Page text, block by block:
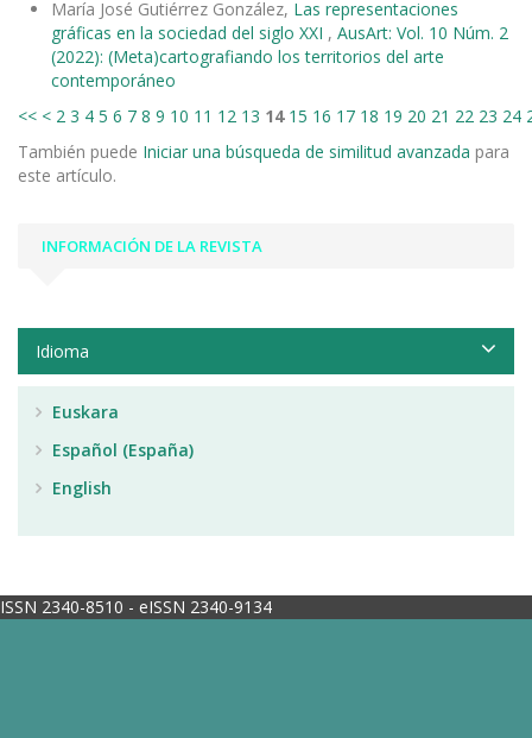
María José Gutiérrez González, Las representaciones
gráficas en la sociedad del siglo XXI , AusArt: Vol. 10 Núm. 2
(2022): (Meta)cartografiando los territorios del arte
contemporáneo
<< < 2 3 4 5 6 7 8 9 10 11 12 13 14 15 16 17 18 19 20 21 22 23 24
También puede Iniciar una búsqueda de similitud avanzada para
este artículo.
INFORMACIÓN DE LA REVISTA
Idioma
Euskara
Español (España)
English
ISSN 2340-8510 - eISSN 2340-9134